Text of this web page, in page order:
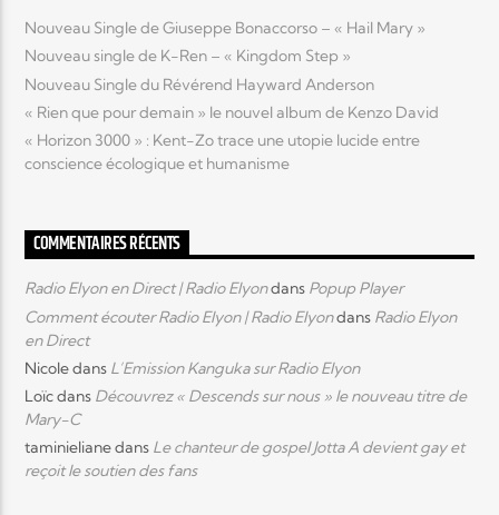
Elyon Kids
Nouveau Single de Giuseppe Bonaccorso – « Hail Mary »
Nouveau single de K-Ren – « Kingdom Step »
Nouveau Single du Révérend Hayward Anderson
« Rien que pour demain » le nouvel album de Kenzo David
« Horizon 3000 » : Kent-Zo trace une utopie lucide entre
conscience écologique et humanisme
COMMENTAIRES RÉCENTS
Radio Elyon en Direct | Radio Elyondans Popup Player
Comment écouter Radio Elyon | Radio Elyondans Radio Elyon
en Direct
Nicoledans L’Emission Kanguka sur Radio Elyon
Loïcdans Découvrez « Descends sur nous » le nouveau titre de
Mary-C
taminielianedans Le chanteur de gospel Jotta A devient gay et
reçoit le soutien des fans